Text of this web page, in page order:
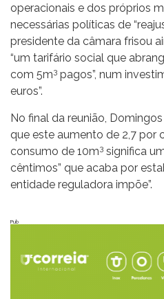
operacionais e dos próprios
necessárias políticas de
presidente da câmara frisou
“um tarifário social que
com 5m3 pagos”, num
euros”.
No final da reunião,
que este aumento de 2,7 por
consumo de 10m3 significa
cêntimos” que acaba por
entidade reguladora impõe”.
Pub